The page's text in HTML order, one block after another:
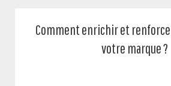
Comment enrichir et
votre marque ?